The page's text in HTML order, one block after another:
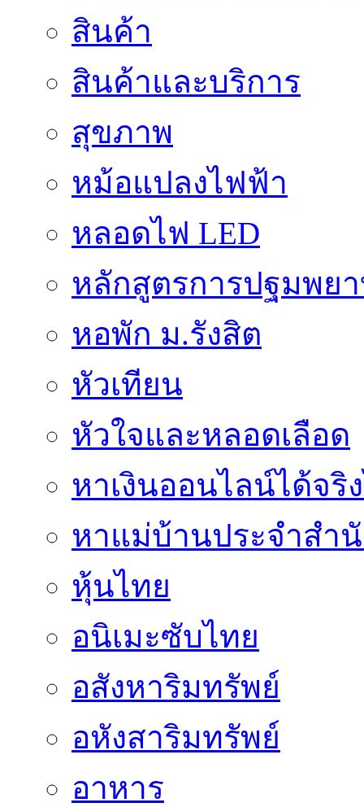
สินค้า
สินค้าและบริการ
สุขภาพ
หม้อแปลงไฟฟ้า
หลอดไฟ LED
หลักสูตรการปฐมพย
หอพัก ม.รังสิต
หัวเทียน
หัวใจและหลอดเลือด
หาเงินออนไลน์ได้จริ
หาแม่บ้านประจำสำ
หุ้นไทย
อนิเมะซับไทย
อสังหาริมทรัพย์
อหังสาริมทรัพย์
อาหาร